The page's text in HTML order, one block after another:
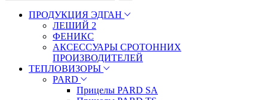
ПРОДУКЦИЯ ЭДГАН
ЛЕШИЙ 2
ФЕНИКС
АКСЕССУАРЫ СРОТОННИХ
ПРОИЗВОДИТЕЛЕЙ
ТЕПЛОВИЗОРЫ
PARD
Прицелы PARD SA